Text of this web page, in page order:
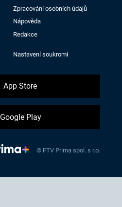
Zpracování osobních údajů
Nápověda
Redakce
Nastavení soukromí
App Store
Google Play
© FTV Prima spol. s r.o.